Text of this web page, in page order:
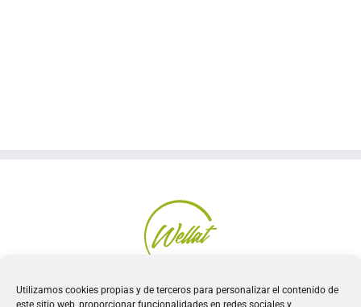
Utilizamos cookies propias y de terceros para personalizar el contenido de
este sitio web, proporcionar funcionalidades en redes sociales y